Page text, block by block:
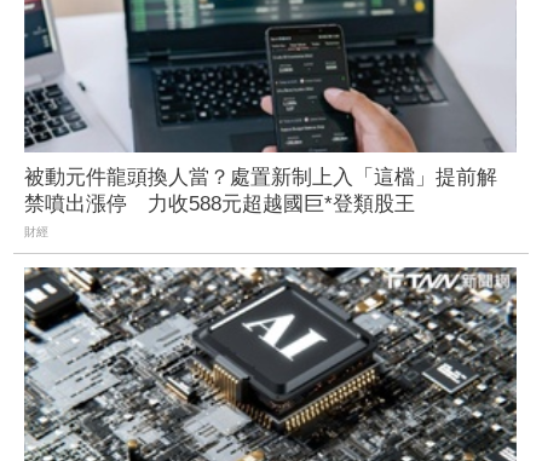
被動元件龍頭換人當？處置新制上入「這檔」提前解
禁噴出漲停 力收588元超越國巨*登類股王
財經